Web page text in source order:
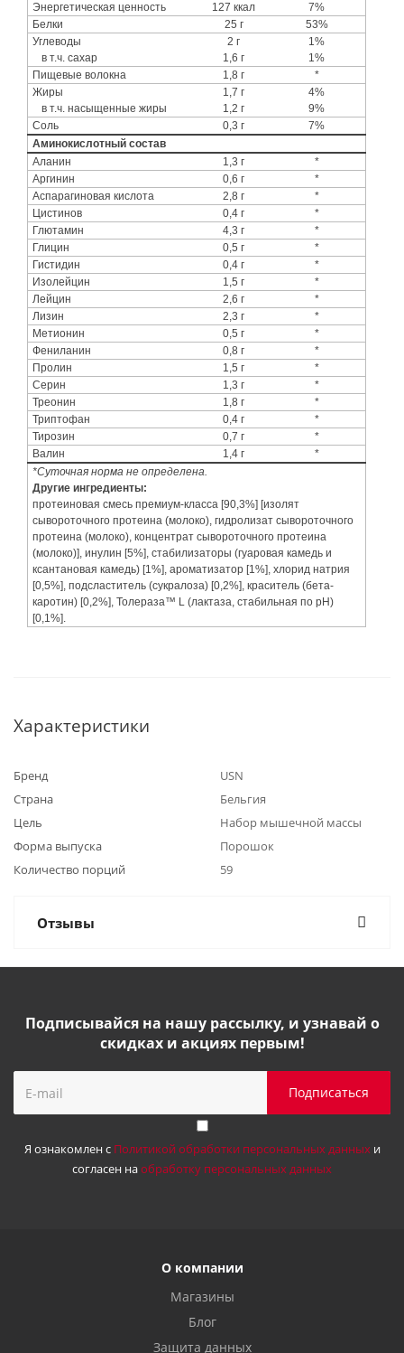
Энергетическая ценность 127 ккал
7%
Белки
25 г
53%
Углеводы
2 г
1%
в т.ч. сахар
1,6 г
1%
Пищевые волокна
1,8 г
*
Жиры
1,7 г
4%
в т.ч. насыщенные жиры
1,2 г
9%
Соль
0,3 г
7%
Аминокислотный состав
Аланин
1,3 г
*
Аргинин
0,6 г
*
Аспарагиновая кислота
2,8 г
*
Цистинов
0,4 г
*
Глютамин
4,3 г
*
Глицин
0,5 г
*
Гистидин
0,4 г
*
Изолейцин
1,5 г
*
Лейцин
2,6 г
*
Лизин
2,3 г
*
Метионин
0,5 г
*
Фениланин
0,8 г
*
Пролин
1,5 г
*
Серин
1,3 г
*
Треонин
1,8 г
*
Триптофан
0,4 г
*
Тирозин
0,7 г
*
Валин
1,4 г
*
*Суточная норма не определена.
Другие ингредиенты:
протеиновая смесь премиум-класса [90,3%] [изолят
сывороточного протеина (молоко), гидролизат сывороточного
протеина (молоко), концентрат сывороточного протеина
(молоко)], инулин [5%], стабилизаторы (гуаровая камедь и
ксантановая камедь) [1%], ароматизатор [1%], хлорид натрия
[0,5%], подсластитель (сукралоза) [0,2%], краситель (бета-
каротин) [0,2%], Толераза™ L (лактаза, стабильная по рН)
[0,1%].
Характеристики
Бренд
USN
Страна
Бельгия
Цель
Набор мышечной массы
Форма выпуска
Порошок
Количество порций
59
Отзывы
Подписывайся на нашу рассылку, и узнавай о
скидках и акциях первым!
Я ознакомлен с Политикой обработки персональных данныхи
согласен наобработку персональных данных
О компании
Магазины
Блог
Защита данных